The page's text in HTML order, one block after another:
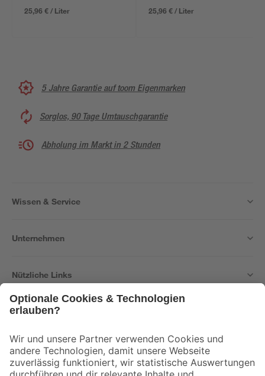
25,96 € / Liter 25,96 € / Liter
5 Jahre Garantie auf toom Eigenmarken
Sorglos, 90 Tage Umtauschgarantie
Abholung im Markt in 2 Stunden
Wissen & Service
Unternehmen
Nützliche Links
Der toom Newsletter: Keine Angebote und Aktionen mehr verpassen!
Zur Newsletter Anmeldung